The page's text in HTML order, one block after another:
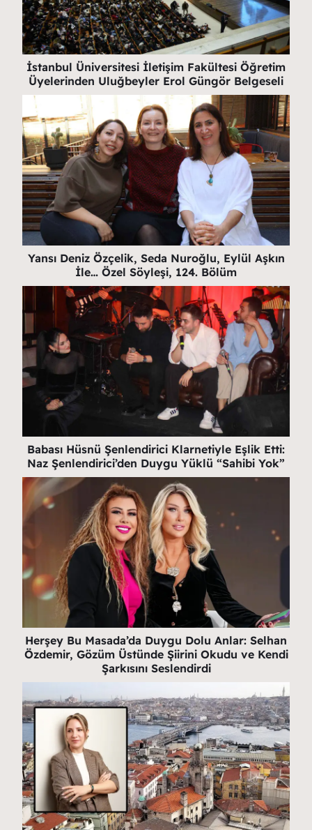
İstanbul Üniversitesi İletişim Fakültesi Öğretim
Üyelerinden Uluğbeyler Erol Güngör Belgeseli
Yansı Deniz Özçelik, Seda Nuroğlu, Eylül Aşkın
İle… Özel Söyleşi, 124. Bölüm
Babası Hüsnü Şenlendirici Klarnetiyle Eşlik Etti:
Naz Şenlendirici’den Duygu Yüklü “Sahibi Yok”
Herşey Bu Masada’da Duygu Dolu Anlar: Selhan
Özdemir, Gözüm Üstünde Şiirini Okudu ve Kendi
Şarkısını Seslendirdi